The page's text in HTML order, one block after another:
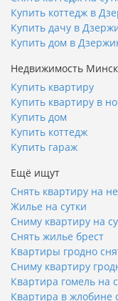
Купить коттедж в
Купить дачу в
Купить дом в
Недвижимость
Купить квартиру
Купить квартиру в
Купить дом
Купить коттедж
Купить гараж
Ещё ищут
Снять квартиру на
Жилье на сутки
Сниму квартиру на
Снять жилье брест
Квартиры гродно
Сниму квартиру
Квартира гомель на
Квартира в жлобине